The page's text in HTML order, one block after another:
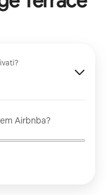
Airbnba?